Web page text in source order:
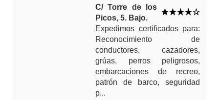
C/ Torre de los
Picos, 5. Bajo.
Expedimos certificados para:
Reconocimiento de
conductores, cazadores,
grúas, perros peligrosos,
embarcaciones de recreo,
patrón de barco, seguridad
p...